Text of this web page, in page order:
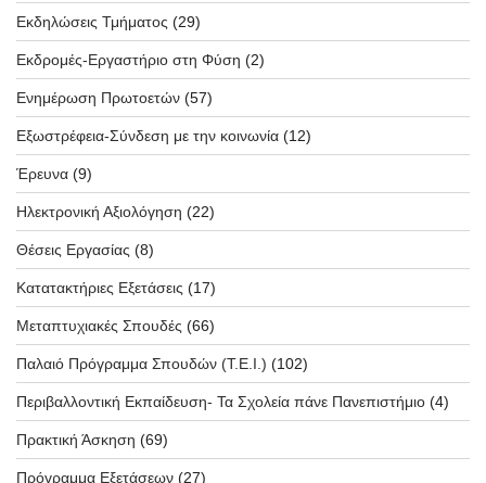
Εκδηλώσεις Τμήματος (29)
Εκδρομές-Εργαστήριο στη Φύση (2)
Ενημέρωση Πρωτοετών (57)
Εξωστρέφεια-Σύνδεση με την κοινωνία (12)
Έρευνα (9)
Ηλεκτρονική Αξιολόγηση (22)
Θέσεις Εργασίας (8)
Κατατακτήριες Εξετάσεις (17)
Μεταπτυχιακές Σπουδές (66)
Παλαιό Πρόγραμμα Σπουδών (T.E.I.) (102)
Περιβαλλοντική Εκπαίδευση- Τα Σχολεία πάνε Πανεπιστήμιο (4)
Πρακτική Άσκηση (69)
Πρόγραμμα Εξετάσεων (27)